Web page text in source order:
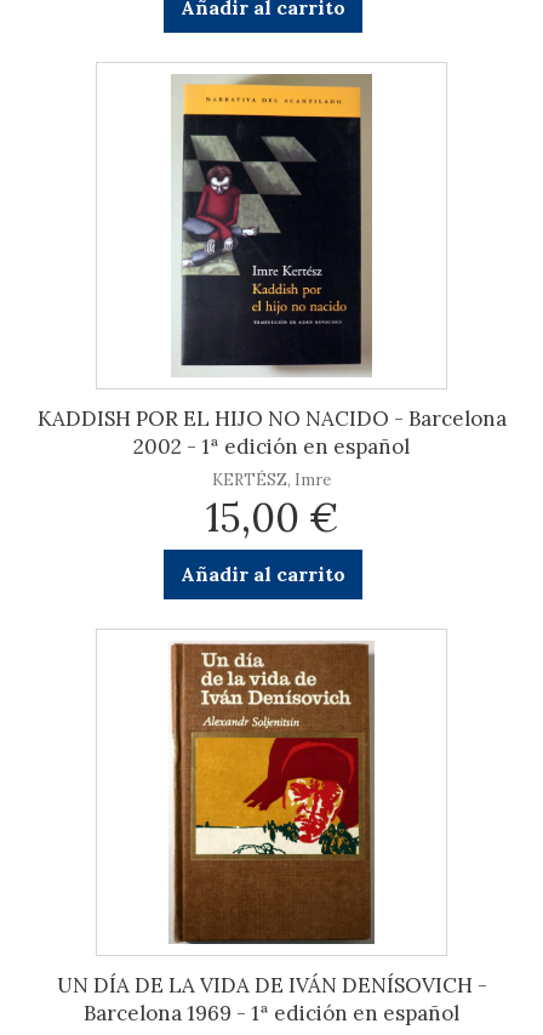
Añadir al carrito
KADDISH POR EL HIJO NO NACIDO - Barcelona
2002 - 1ª edición en español
KERTÉSZ, Imre
15,00 €
Añadir al carrito
UN DÍA DE LA VIDA DE IVÁN DENÍSOVICH -
Barcelona 1969 - 1ª edición en español